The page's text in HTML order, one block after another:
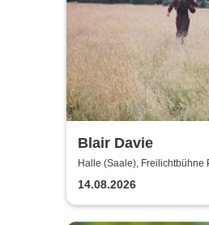
Blair Davie
Halle (Saale), Freilichtbühne
14.08.2026